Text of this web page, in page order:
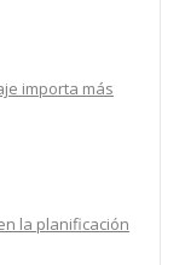
importa más
la planificación